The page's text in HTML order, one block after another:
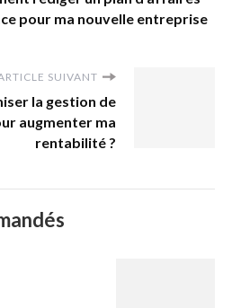
pour ma nouvelle entreprise
SUIVANT
la gestion de
augmenter ma
rentabilité ?